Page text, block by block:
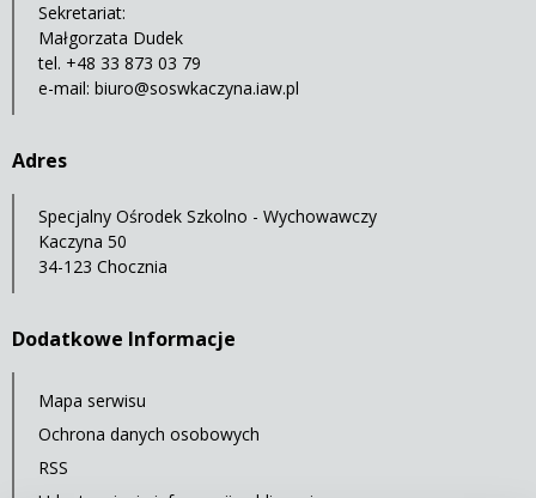
Sekretariat:
Małgorzata Dudek
tel. +48 33 873 03 79
e-mail: biuro@soswkaczyna.iaw.pl
Adres
Specjalny Ośrodek Szkolno - Wychowawczy
Kaczyna 50
34-123 Chocznia
Dodatkowe Informacje
Mapa serwisu
Ochrona danych osobowych
RSS